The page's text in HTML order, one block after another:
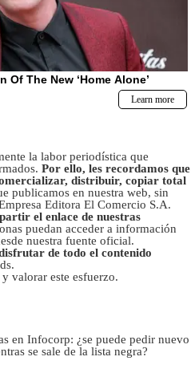
la labor periodística que
Por ello, les recordamos que
distribuir, copiar total
publicamos en nuestra web, sin
Editora El Comercio S.A.
el enlace de nuestras
puedan acceder a información
nuestra fuente oficial.
de todo el contenido
valorar este esfuerzo.
en Infocorp: ¿se puede pedir nuevo
se sale de la lista negra?